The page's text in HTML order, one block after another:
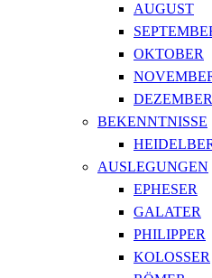
AUGUST
OKTOBER
DEZEMBER
BEKENNTNISSE
AUSLEGUNGEN
EPHESER
GALATER
PHILIPPER
KOLOSSER